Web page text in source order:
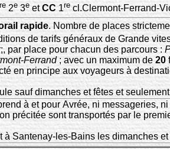
re 2e 3eetCC 1recl.Clermont-Ferrand-
rapide. Nombre de places
de tarifs généraux de Grande
par place pour chacun des parcours :
Ferrand; avec un maximum de20
en principe aux voyageurs à
sauf dimanches et fêtes et
à et pour Avrée, ni messageries,
précitée sont transportés par le
à Santenay-les-Bains les dimanches